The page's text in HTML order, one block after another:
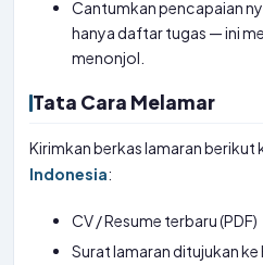
Cantumkan pencapaian
hanya daftar tugas — ini
menonjol.
Tata Cara Melamar
Kirimkan berkas lamaran berikut
Indonesia:
CV / Resume terbaru (PDF)
Surat lamaran ditujukan ke